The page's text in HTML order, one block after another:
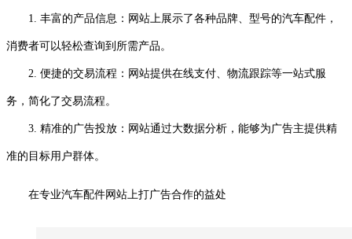
1. 丰富的产品信息：网站上展示了各种品牌、型号的汽车配件，
消费者可以轻松查询到所需产品。
2. 便捷的交易流程：网站提供在线支付、物流跟踪等一站式服
务，简化了交易流程。
3. 精准的广告投放：网站通过大数据分析，能够为广告主提供精
准的目标用户群体。
在专业汽车配件网站上打广告合作的益处